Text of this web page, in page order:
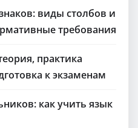
виды столбов и
требования
практика
к экзаменам
как учить язык